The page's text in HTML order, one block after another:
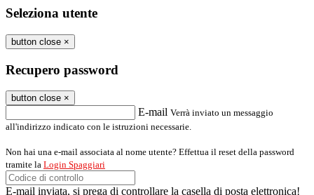
Seleziona utente
button close ×
Recupero password
button close ×
E-mail Verrà inviato un messaggio
all'indirizzo indicato con le istruzioni necessarie.
Non hai una e-mail associata al nome utente? Effettua il reset della password
tramite la Login Spaggiari
E-mail inviata, si prega di controllare la casella di posta elettronica!